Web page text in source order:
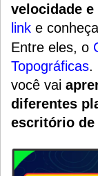
velocidade
link e
Entre eles, o
Topográficas.
você vai
diferentes
escritório